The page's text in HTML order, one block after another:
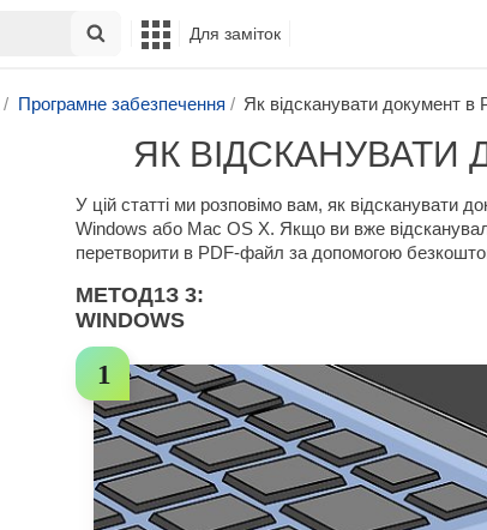
Для заміток
Програмне забезпечення Як відсканувати документ в
ЯК ВІДСКАНУВАТИ
У цій статті ми розповімо вам, як відсканувати
Windows або Mac OS X. Якщо ви вже
перетворити в PDF-файл за допомогою
МЕТОД1З 3:
WINDOWS